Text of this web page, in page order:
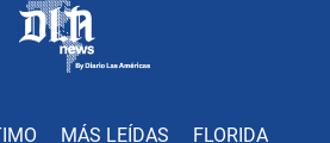
MÁS LEÍDAS FLORIDA